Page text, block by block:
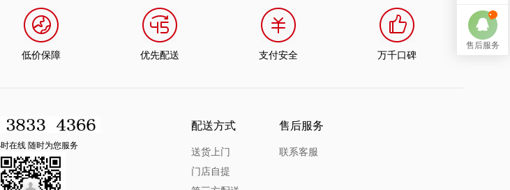
低价保障 优先配送 支付安全 万千口碑
在线 随时为您服务
配送方式
送货上门
门店自提
售后服务
联系客服
售后服务